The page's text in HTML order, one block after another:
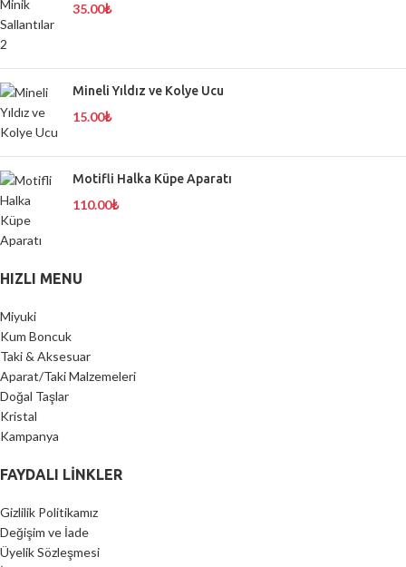
35.00₺
Mineli Yıldız ve Kolye Ucu
15.00₺
Motifli Halka Küpe Aparatı
110.00₺
HIZLI MENU
Miyuki
Kum Boncuk
Taki & Aksesuar
Aparat/Taki Malzemeleri
Doğal Taşlar
Kristal
Kampanya
FAYDALI LİNKLER
Gizlilik Politikamız
Değişim ve İade
Üyelik Sözleşmesi